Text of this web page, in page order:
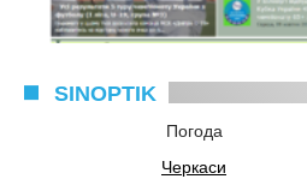
SINOPTIK
Погода
Черкаси